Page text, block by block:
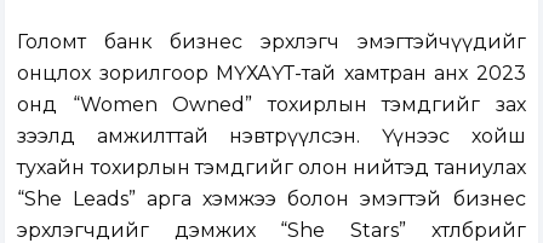
Голомт банк бизнес эрхлэгч эмэгтэйчүүдийг
онцлох зорилгоор МҮХАҮТ-тай хамтран анх 2023
онд “Women Owned” тохирлын тэмдгийг зах
зээлд амжилттай нэвтрүүлсэн. Үүнээс хойш
тухайн тохирлын тэмдгийг олон нийтэд таниулах
“She Leads” арга хэмжээ болон эмэгтэй бизнес
эрхлэгчдийг дэмжих “She Stars” хөтөлбөрийг